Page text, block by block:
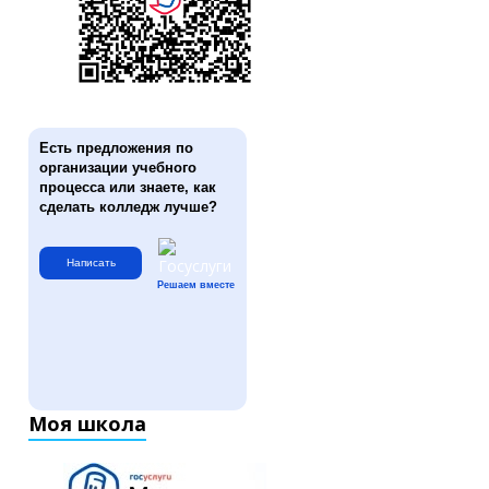
Есть предложения по
организации учебного
процесса или знаете, как
сделать колледж лучше?
Написать
Решаем вместе
Моя школа